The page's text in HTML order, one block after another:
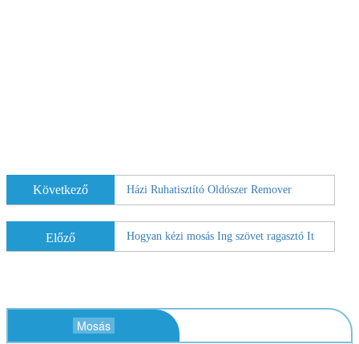
Következő Házi Ruhatisztító Oldószer Remover
Előző Hogyan kézi mosás Ing szövet ragasztó It
Mosás